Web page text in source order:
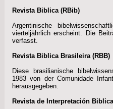
Revista Biblica (RBib)
Argentinische
vierteljährlich erscheint. Die
verfasst.
Revista Biblica Brasileira (RBB)
Diese brasilianische
1983 von der Comunidade
herausgegeben.
Revista de Interpretación